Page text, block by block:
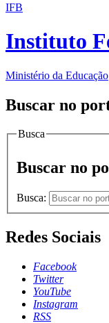
IFB
Instituto
Ministério da Educação
Buscar no
Busca
Buscar no
Busca:
Redes Sociais
Facebook
Twitter
YouTube
Instagram
RSS